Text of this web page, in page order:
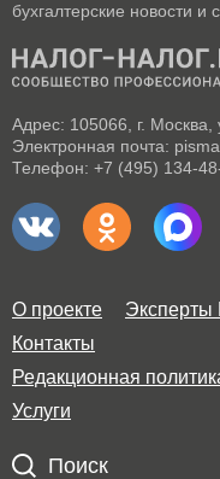
бухгалтерские новости и
Адрес: 105066, г. Москва,
Электронная почта:
Телефон: +7 (495) 134-
О проекте
Эксперты
Контакты
Редакционная
Услуги
Поиск